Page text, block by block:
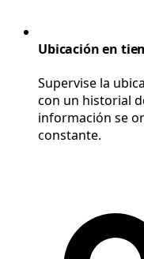
Ubicación en
Supervise la
con un historial
información se
constante.